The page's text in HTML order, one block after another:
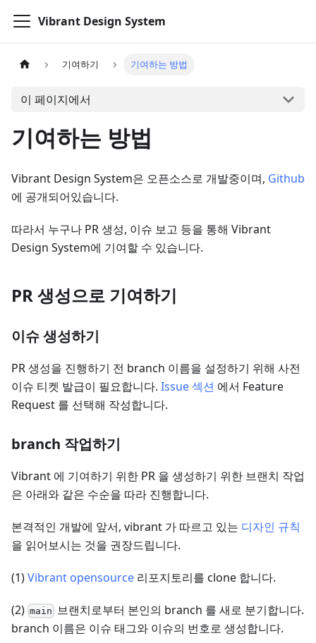
Vibrant Design System
기여하기 기여하는 방법
이 페이지에서
기여하는 방법
Vibrant Design System은 오픈소스로 개발중이며, Github
에 공개되어있습니다.
따라서 누구나 PR 생성, 이슈 보고 등을 통해 Vibrant
Design System에 기여할 수 있습니다.
PR 생성으로 기여하기
이슈 생성하기
PR 생성을 진행하기 전 branch 이름을 설정하기 위해 사전
이슈 티켓 발급이 필요합니다. Issue 섹션 에서 Feature
Request 를 선택해 작성합니다.
branch 작업하기
Vibrant 에 기여하기 위한 PR 을 생성하기 위한 브랜치 작업
은 아래와 같은 수순을 따라 진행합니다.
본격적인 개발에 앞서, vibrant 가 따르고 있는 디자인 규칙
을 읽어보시는 것을 권장드립니다.
(1)Vibrant opensource 리포지토리를 clone 합니다.
(2) main 브랜치로부터 본인의 branch 를 새로 분기합니다.
branch 이름은 이슈 태그와 이슈의 번호로 생성합니다.